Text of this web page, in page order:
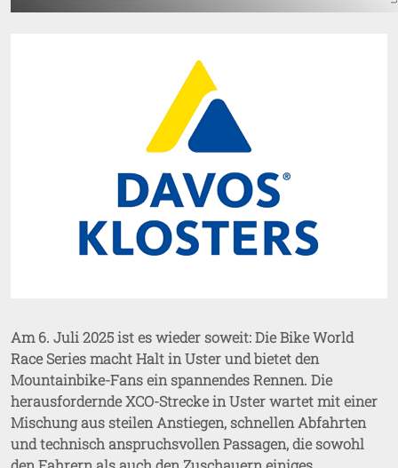
Am 6. Juli 2025 ist es wieder soweit: Die Bike World
Race Series macht Halt in Uster und bietet den
Mountainbike-Fans ein spannendes Rennen. Die
herausfordernde XCO-Strecke in Uster wartet mit einer
Mischung aus steilen Anstiegen, schnellen Abfahrten
und technisch anspruchsvollen Passagen, die sowohl